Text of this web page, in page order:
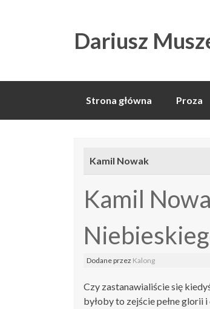
Dariusz
Skip
Strona główna Proza
Kamil Nowak
Kamil
Dodaneprzez Kalong
Czy zastanawialiście się
byłoby to zejście pełne glorii